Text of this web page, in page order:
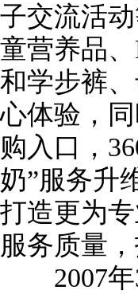
子交流活
童营养品
和学步裤
心体验，
购入口，
奶”服务升
打造更为
服务质量
2007年3